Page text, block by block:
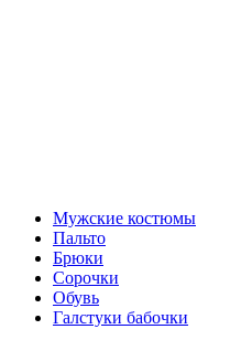
Мужские костюмы
Пальто
Брюки
Сорочки
Обувь
Галстуки бабочки